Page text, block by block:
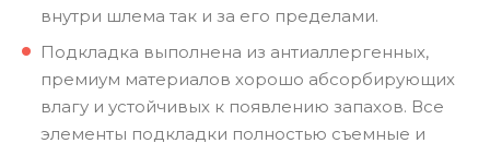
внутри шлема так и за его пределами.
Подкладка выполнена из антиаллергенных,
премиум материалов хорошо абсорбирующих
влагу и устойчивых к появлению запахов. Все
элементы подкладки полностью съемные и